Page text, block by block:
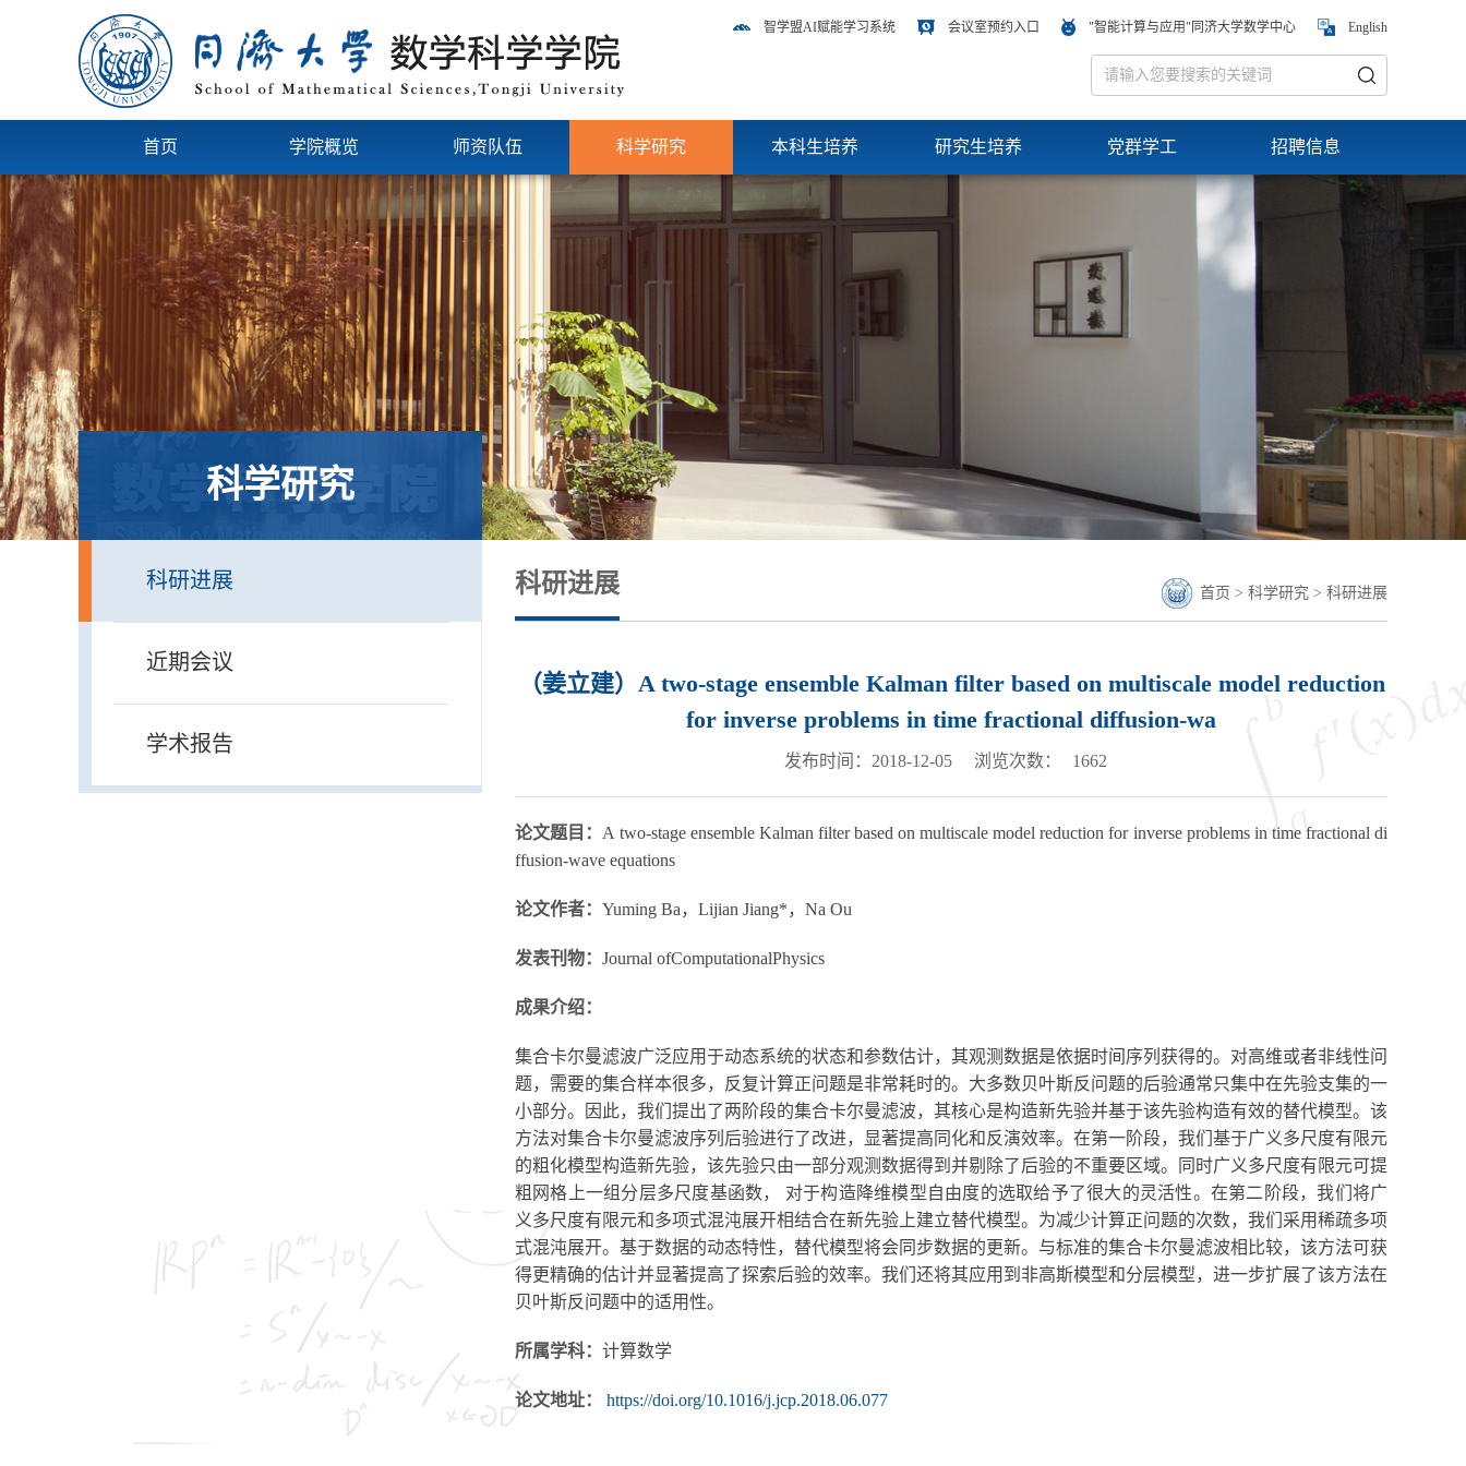
智学盟AI赋能学习系统 会议室预约入口 "智能计算与应用"同济大学数学中心 English
首页 学院概览 师资队伍 科学研究 本科生培养 研究生培养 党群学工 招聘信息
科学研究
科研进展
近期会议
学术报告
科研进展 首页 > 科学研究 > 科研进展
（姜立建）A two-stage ensemble Kalman filter based on multiscale model reduction
for inverse problems in time fractional diffusion-wa
发布时间：2018-12-05 浏览次数： 1662
论文题目： A two-stage ensemble Kalman filter based on multiscale model reduction for inverse problems in time fractional di
ffusion-wave equations
论文作者： Yuming Ba，Lijian Jiang*，Na Ou
发表刊物： Journal ofComputationalPhysics
成果介绍：
集合卡尔曼滤波广泛应用于动态系统的状态和参数估计，其观测数据是依据时间序列获得的。对高维或者非线性问
题，需要的集合样本很多，反复计算正问题是非常耗时的。大多数贝叶斯反问题的后验通常只集中在先验支集的一
小部分。因此，我们提出了两阶段的集合卡尔曼滤波，其核心是构造新先验并基于该先验构造有效的替代模型。该
方法对集合卡尔曼滤波序列后验进行了改进，显著提高同化和反演效率。在第一阶段，我们基于广义多尺度有限元
的粗化模型构造新先验，该先验只由一部分观测数据得到并剔除了后验的不重要区域。同时广义多尺度有限元可提
粗网格上一组分层多尺度基函数， 对于构造降维模型自由度的选取给予了很大的灵活性。在第二阶段，我们将广
义多尺度有限元和多项式混沌展开相结合在新先验上建立替代模型。为减少计算正问题的次数，我们采用稀疏多项
式混沌展开。基于数据的动态特性，替代模型将会同步数据的更新。与标准的集合卡尔曼滤波相比较，该方法可获
得更精确的估计并显著提高了探索后验的效率。我们还将其应用到非高斯模型和分层模型，进一步扩展了该方法在
贝叶斯反问题中的适用性。
所属学科： 计算数学
论文地址： https://doi.org/10.1016/j.jcp.2018.06.077